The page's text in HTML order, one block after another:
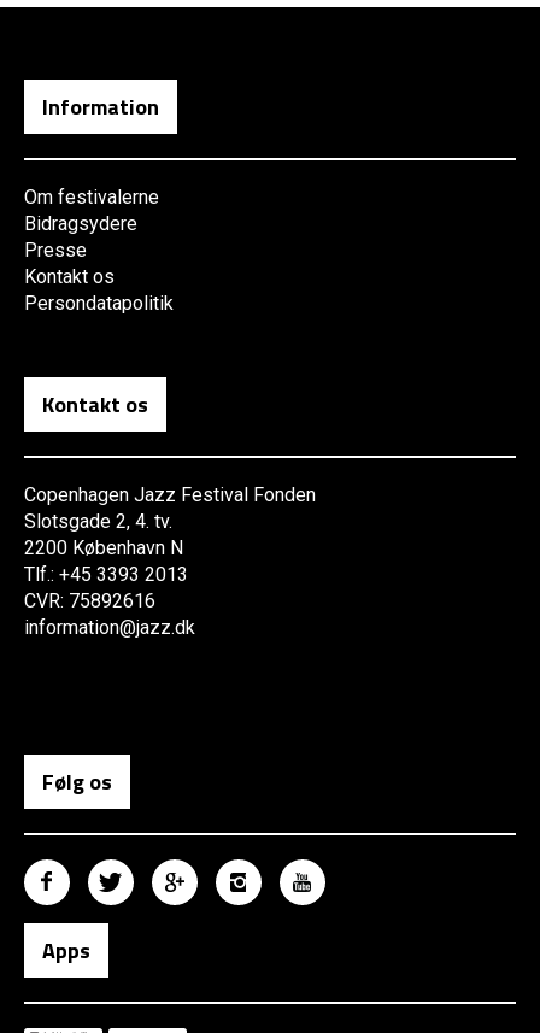
Information
Om festivalerne
Bidragsydere
Presse
Kontakt os
Persondatapolitik
Kontakt os
Copenhagen Jazz Festival Fonden
Slotsgade 2, 4. tv.
2200 København N
Tlf.: +45 3393 2013
CVR: 75892616
information@jazz.dk
Følg os
Apps